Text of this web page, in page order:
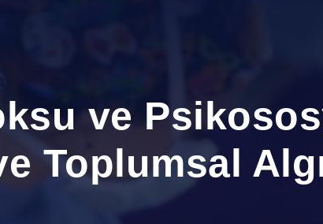
ve
Toplumsal